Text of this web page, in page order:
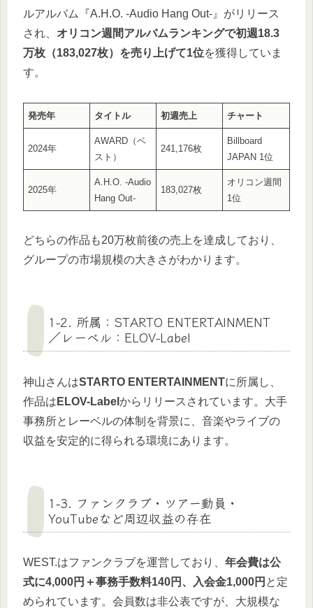
ルアルバム『A.H.O. -Audio Hang Out-』がリリース
され、 オリコン週間アルバムランキングで初週18.3
万枚（183,027枚）を売り上げて1位を獲得していま
す。
発売年 タイトル 初週売上 チャート
2024年
AWARD（ベ
スト）
241,176枚
Billboard
JAPAN 1位
2025年
A.H.O. -Audio
Hang Out-
183,027枚
オリコン週間
1位
どちらの作品も20万枚前後の売上を達成しており、
グループの市場規模の大きさがわかります。
1-2. 所属：STARTO ENTERTAINMENT
／レーベル：ELOV-Label
神山さんはSTARTO ENTERTAINMENTに所属し、
作品は ELOV-Label からリリースされています。大手
事務所とレーベルの体制を背景に、音楽やライブの
収益を安定的に得られる環境にあります。
1-3. ファンクラブ・ツアー動員・
YouTubeなど周辺収益の存在
WEST.はファンクラブを運営しており、 年会費は公
式に4,000円＋事務手数料140円、入会金1,000円 と定
められています。会員数は非公表ですが、大規模な